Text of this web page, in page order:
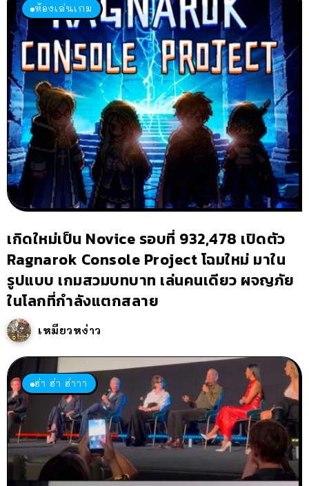
ห้องเล่นเกม
เกิดใหม่เป็น Novice รอบที่ 932,478 เปิดตัว
Ragnarok Console Project โฉมใหม่ มาใน
รูปแบบ เกมสวมบทบาท เล่นคนเดียว ผจญภัย
ในโลกที่กำลังแตกสลาย
เหมียวหง่าว
ฮ่า ฮ่า ฮ่าาา